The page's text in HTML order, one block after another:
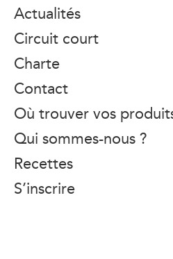
Actualités
Circuit court
Charte
Contact
Où trouver vos
Qui sommes-nous ?
Recettes
S’inscrire